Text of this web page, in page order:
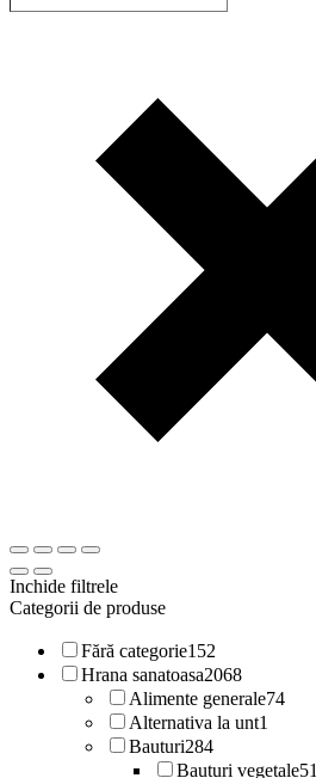
Inchide filtrele
Categorii de produse
Fără categorie152
Hrana sanatoasa2068
Alimente generale74
Alternativa la unt1
Bauturi284
Bauturi vegetale51